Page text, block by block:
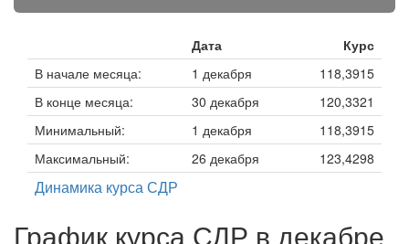
Дата
Курс
В начале месяца:
1 декабря
118,3915
В конце месяца:
30 декабря
120,3321
Минимальный:
1 декабря
118,3915
Максимальный:
26 декабря 123,4298
Динамика курса СДР
График курса СДР в декабре